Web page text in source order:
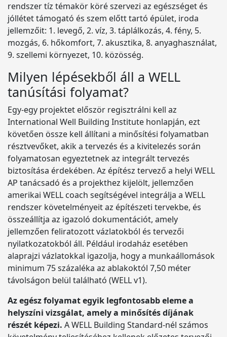
rendszer tíz témakör köré szervezi az egészséget és
jóllétet támogató és szem előtt tartó épület, iroda
jellemzőit: 1. levegő, 2. víz, 3. táplálkozás, 4. fény, 5.
mozgás, 6. hőkomfort, 7. akusztika, 8. anyaghasználat,
9. szellemi környezet, 10. közösség.
Milyen lépésekből áll a WELL
tanúsítási folyamat?
Egy-egy projektet először regisztrálni kell az
International Well Building Institute honlapján, ezt
követően össze kell állítani a minősítési folyamatban
résztvevőket, akik a tervezés és a kivitelezés során
folyamatosan egyeztetnek az integrált tervezés
biztosítása érdekében. Az építész tervező a helyi WELL
AP tanácsadó és a projekthez kijelölt, jellemzően
amerikai WELL coach segítségével integrálja a WELL
rendszer követelményeit az építészeti tervekbe, és
összeállítja az igazoló dokumentációt, amely
jellemzően feliratozott vázlatokból és tervezői
nyilatkozatokból áll. Például irodaház esetében
alaprajzi vázlatokkal igazolja, hogy a munkaállomások
minimum 75 százaléka az ablakoktól 7,50 méter
távolságon belül található (WELL v1).
Az egész folyamat egyik legfontosabb eleme a
helyszíni vizsgálat, amely a minősítés díjának
részét képezi. A WELL Building Standard-nél számos